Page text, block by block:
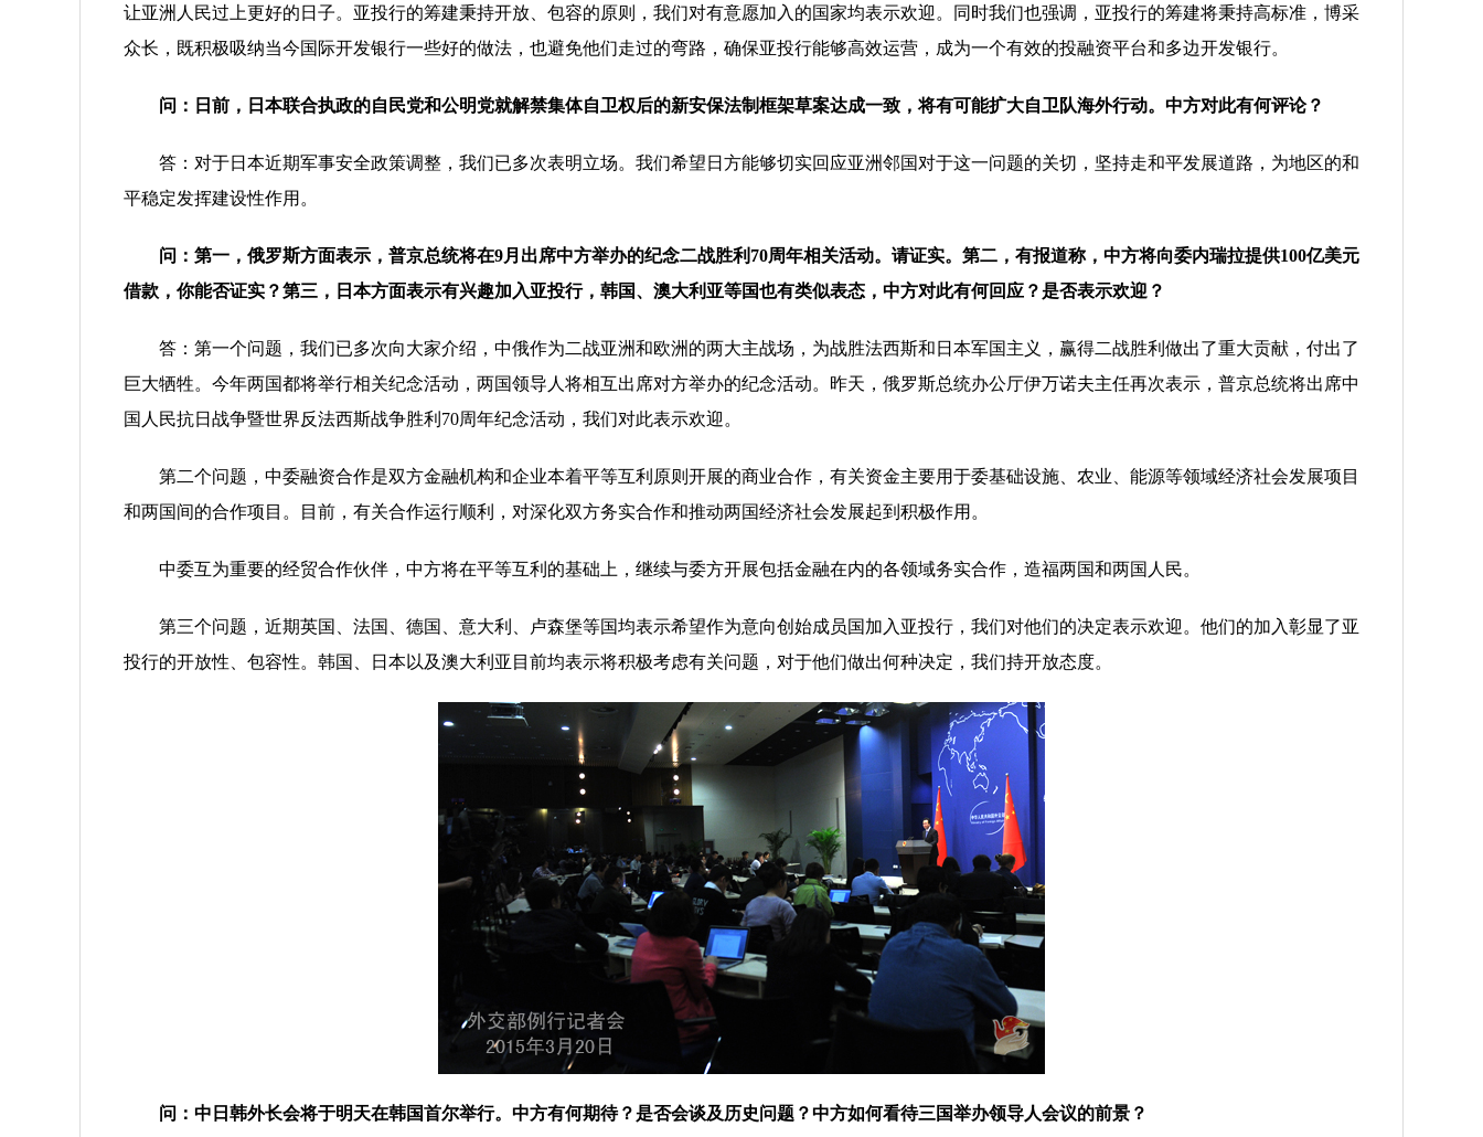
让亚洲人民过上更好的日子。亚投行的筹建秉持开放、包容的原则，我们对有意愿加入的国家均表示欢迎。同时我们也强调，亚投行的筹建将秉持高标准，博采
众长，既积极吸纳当今国际开发银行一些好的做法，也避免他们走过的弯路，确保亚投行能够高效运营，成为一个有效的投融资平台和多边开发银行。
问：日前，日本联合执政的自民党和公明党就解禁集体自卫权后的新安保法制框架草案达成一致，将有可能扩大自卫队海外行动。中方对此有何评论？
答：对于日本近期军事安全政策调整，我们已多次表明立场。我们希望日方能够切实回应亚洲邻国对于这一问题的关切，坚持走和平发展道路，为地区的和
平稳定发挥建设性作用。
问：第一，俄罗斯方面表示，普京总统将在9月出席中方举办的纪念二战胜利70周年相关活动。请证实。 第二，有报道称，中方将向委内瑞拉提供100亿美元
借款，你能否证实？第三，日本方面表示有兴趣加入亚投行，韩国、澳大利亚等国也有类似表态，中方对此有何回应？是否表示欢迎？
答：第一个问题，我们已多次向大家介绍，中俄作为二战亚洲和欧洲的两大主战场，为战胜法西斯和日本军国主义，赢得二战胜利做出了重大贡献，付出了
巨大牺牲。今年两国都将举行相关纪念活动，两国领导人将相互出席对方举办的纪念活动。昨天，俄罗斯总统办公厅伊万诺夫主任再次表示，普京总统将出席中
国人民抗日战争暨世界反法西斯战争胜利70周年纪念活动，我们对此表示欢迎。
第二个问题，中委融资合作是双方金融机构和企业本着平等互利原则开展的商业合作，有关资金主要用于委基础设施、农业、能源等领域经济社会发展项目
和两国间的合作项目。目前，有关合作运行顺利，对深化双方务实合作和推动两国经济社会发展起到积极作用。
中委互为重要的经贸合作伙伴，中方将在平等互利的基础上，继续与委方开展包括金融在内的各领域务实合作，造福两国和两国人民。
第三个问题，近期英国、法国、德国、意大利、卢森堡等国均表示希望作为意向创始成员国加入亚投行，我们对他们的决定表示欢迎。他们的加入彰显了亚
投行的开放性、包容性。韩国、日本以及澳大利亚目前均表示将积极考虑有关问题，对于他们做出何种决定，我们持开放态度。
问：中日韩外长会将于明天在韩国首尔举行。中方有何期待？是否会谈及历史问题？中方如何看待三国举办领导人会议的前景？